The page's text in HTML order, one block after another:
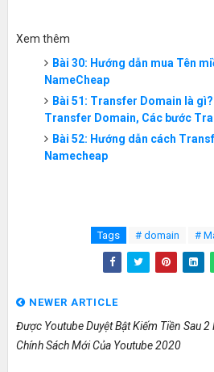
Xem thêm
Bài 30: Hướng dẫn mua Tên
NameCheap
Bài 51: Transfer Domain là
Transfer Domain, Các bước
Bài 52: Hướng dẫn cách
Namecheap
Tags # domain #
NEWER ARTICLE
Được Youtube Duyệt Bật Kiếm Tiền Sau 2
Chính Sách Mới Của Youtube 2020